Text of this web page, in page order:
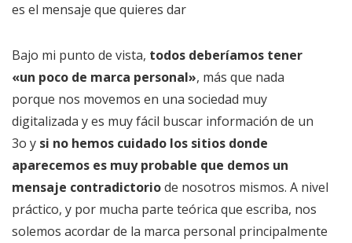
es el mensaje que quieres dar
Bajo mi punto de vista, todos deberíamos tener
«un poco de marca personal», más que nada
porque nos movemos en una sociedad muy
digitalizada y es muy fácil buscar información de un
3o y si no hemos cuidado los sitios donde
aparecemos es muy probable que demos un
mensaje contradictoriode nosotros mismos. A nivel
práctico, y por mucha parte teórica que escriba, nos
solemos acordar de la marca personal principalmente